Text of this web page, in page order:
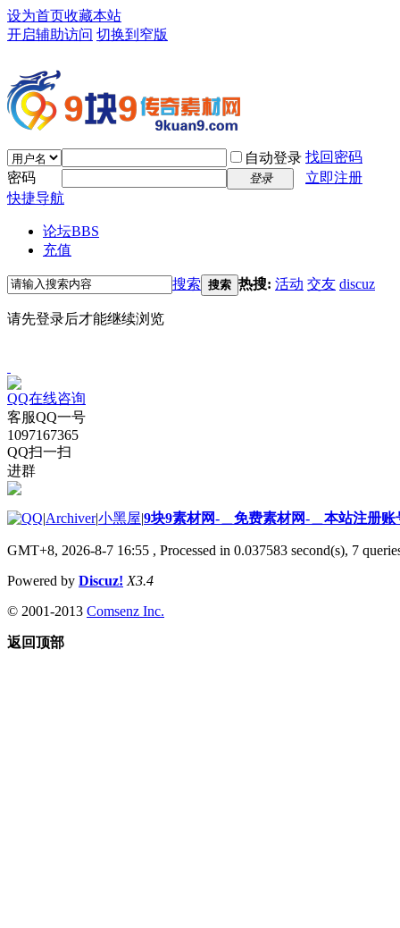
设为首页收藏本站
开启辅助访问 切换到窄版
自动登录 找回密码
密码
登录
立即注册
快捷导航
论坛BBS
充值
搜索 搜索 热搜: 活动 交友 discuz
请先登录后才能继续浏览
QQ在线咨询
客服QQ一号
1097167365
QQ扫一扫
进群
|Archiver|小黑屋|9块9素材网-＿免费素材网-＿本站注册账
GMT+8, 2026-8-7 16:55 , Processed in 0.037583 second(s), 7
Powered by Discuz! X3.4
© 2001-2013 Comsenz Inc.
返回顶部